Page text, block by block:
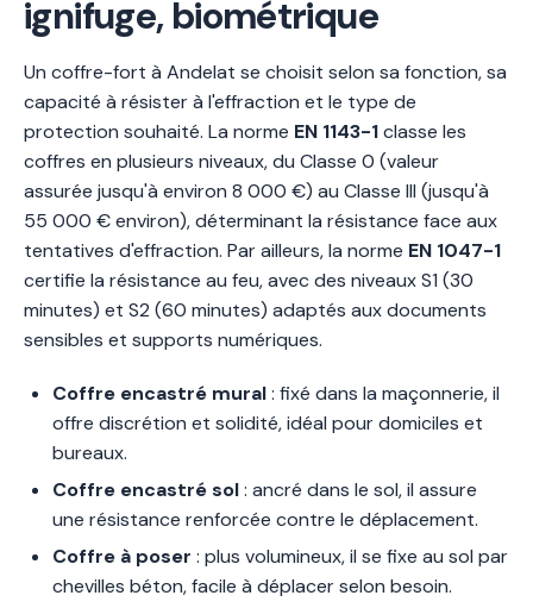
ignifuge, biométrique
Un coffre-fort à Andelat se choisit selon sa fonction, sa
capacité à résister à l'effraction et le type de
protection souhaité. La norme EN 1143-1classe les
coffres en plusieurs niveaux, du Classe 0 (valeur
assurée jusqu'à environ 8 000 €) au Classe III (jusqu'à
55 000 € environ), déterminant la résistance face aux
tentatives d'effraction. Par ailleurs, la norme EN 1047-1
certifie la résistance au feu, avec des niveaux S1 (30
minutes) et S2 (60 minutes) adaptés aux documents
sensibles et supports numériques.
Coffre encastré mural: fixé dans la maçonnerie, il
offre discrétion et solidité, idéal pour domiciles et
bureaux.
Coffre encastré sol: ancré dans le sol, il assure
une résistance renforcée contre le déplacement.
Coffre à poser : plus volumineux, il se fixe au sol par
chevilles béton, facile à déplacer selon besoin.